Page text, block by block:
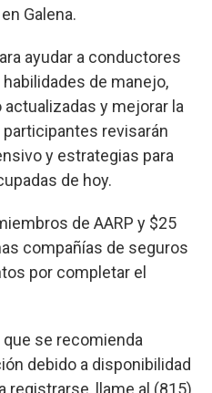
Galena.
ayudar a conductores
de manejo,
y mejorar la
revisarán
y estrategias para
de hoy.
de AARP y $25
compañías de seguros
por completar el
se recomienda
debido a disponibilidad
registrarse, llame al (815)